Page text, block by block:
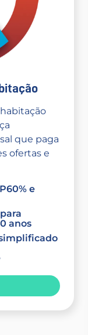
que paga
ofertas e
e
anos